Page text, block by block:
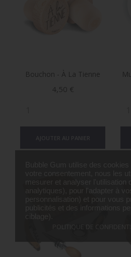
votre consentement, nous les
mesurer et analyser l'utilisation
analytiques), pour l'adapter à
personnalisation) et pour vous
publicités et des informations
ciblage).
POLITIQUE DE
Bouchon - À La Tienne
Prix
4,50 €